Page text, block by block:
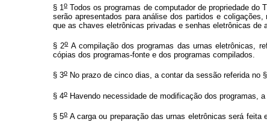
§ 1oTodos os programas de computador de propriedade do
serão apresentados para análise dos partidos e
que as chaves eletrônicas privadas e senhas eletrônicas de
§ 2oA compilação dos programas das urnas eletrônicas,
cópias dos programas-fonte e dos programas compilados.
§ 3o No prazo de cinco dias, a contar da sessão referida no
§ 4o Havendo necessidade de modificação dos programas,
§ 5oA carga ou preparação das urnas eletrônicas será